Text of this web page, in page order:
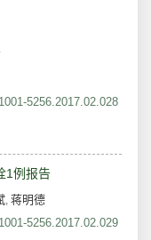
5256.2017.02.028
1例报告
, 蒋明德
5256.2017.02.029